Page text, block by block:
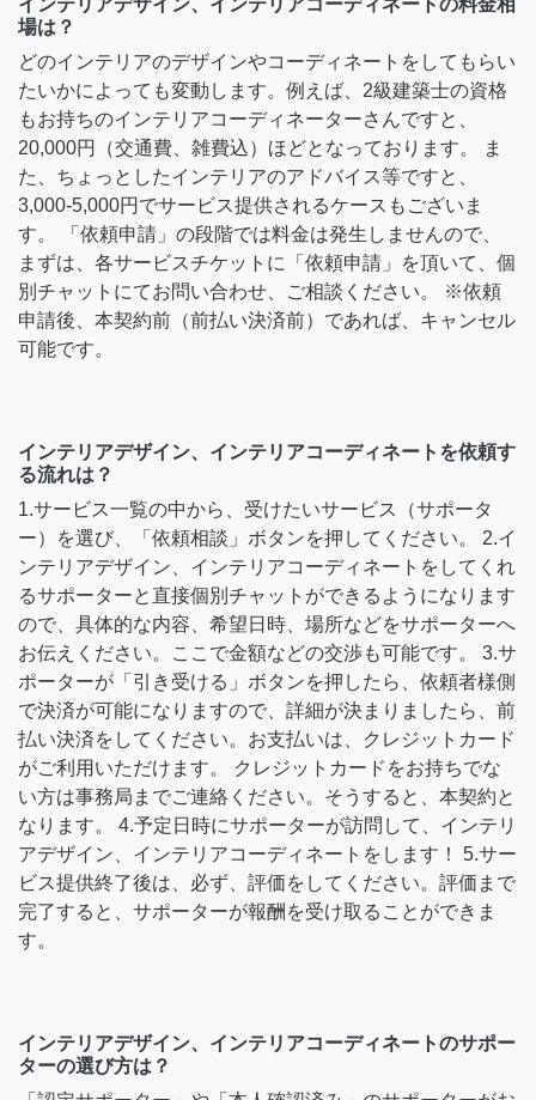
場は？
どのインテリアのデザインやコーディネートをしてもらい
たいかによっても変動します。例えば、2級建築士の資格
もお持ちのインテリアコーディネーターさんですと、
20,000円（交通費、雑費込）ほどとなっております。 ま
た、ちょっとしたインテリアのアドバイス等ですと、
3,000-5,000円でサービス提供されるケースもございま
す。 「依頼申請」の段階では料金は発生しませんので、
まずは、各サービスチケットに「依頼申請」を頂いて、個
別チャットにてお問い合わせ、ご相談ください。 ※依頼
申請後、本契約前（前払い決済前）であれば、キャンセル
可能です。
インテリアデザイン、インテリアコーディネートを依頼す
る流れは？
1.サービス一覧の中から、受けたいサービス（サポータ
ー）を選び、「依頼相談」ボタンを押してください。 2.イ
ンテリアデザイン、インテリアコーディネートをしてくれ
るサポーターと直接個別チャットができるようになります
ので、具体的な内容、希望日時、場所などをサポーターへ
お伝えください。ここで金額などの交渉も可能です。 3.サ
ポーターが「引き受ける」ボタンを押したら、依頼者様側
で決済が可能になりますので、詳細が決まりましたら、前
払い決済をしてください。お支払いは、クレジットカード
がご利用いただけます。 クレジットカードをお持ちでな
い方は事務局までご連絡ください。そうすると、本契約と
なります。 4.予定日時にサポーターが訪問して、インテリ
アデザイン、インテリアコーディネートをします！ 5.サー
ビス提供終了後は、必ず、評価をしてください。評価まで
完了すると、サポーターが報酬を受け取ることができま
す。
インテリアデザイン、インテリアコーディネートのサポー
ターの選び方は？